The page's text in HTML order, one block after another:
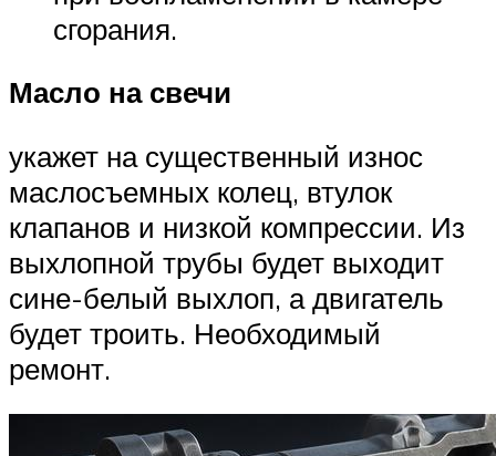
сгорания.
Масло на свечи
укажет на существенный износ
маслосъемных колец, втулок
клапанов и низкой компрессии. Из
выхлопной трубы будет выходит
сине-белый выхлоп, а двигатель
будет троить. Необходимый
ремонт.